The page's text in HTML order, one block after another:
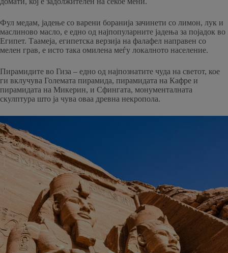
Фул медам, јадење со варени боранија зачинети со лимон, лук и
маслиново масло, е едно од најпопуларните јадења за појадок во
Египет. Таамеја, египетска верзија на фалафел направен со
мелен грав, е исто така омилена меѓу локалното население.
Пирамидите во Гиза – едно од најпознатите чуда на светот, кое
ги вклучува Големата пирамида, пирамидата на Кафре и
пирамидата на Микерин, и Сфингата, монументалната
скулптура што ја чува оваа древна некропола.